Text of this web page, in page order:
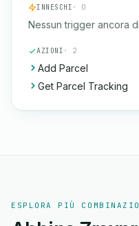
INNESCHI · 0
Nessun trigger ancora
AZIONI · 2
Add Parcel
Get Parcel Tracking
ESPLORA PIÙ